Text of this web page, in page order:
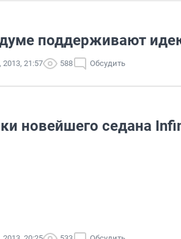
поддерживают
2013, 21:57 588 Обсудить
новейшего седана